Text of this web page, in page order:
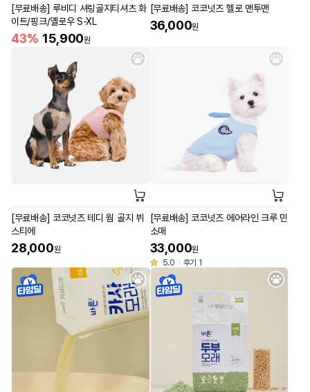
[무료배송] 루비디 셔링골지티셔츠 화
이트/핑크/옐로우 S-XL
43% 15,900원
[무료배송] 코코넛즈 헬로 맨투맨
36,000원
[무료배송] 코코넛즈 테디 웜 골지 뷔
스티에
28,000원
[무료배송] 코코넛즈 에어라인 크루 민
소매
33,000원
5.0
후기 1